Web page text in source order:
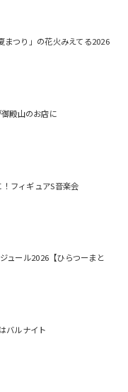
まつり」の花火みえてる2026
殿山のお店に
フィギュアS音楽会
ュール2026【ひらつーまと
バルナイト